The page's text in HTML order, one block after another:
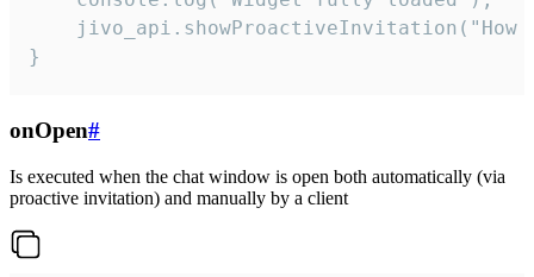
jivo_api.showProactiveInvitation("How
}
onOpen#
Is executed when the chat window is open both automatically (via
proactive invitation) and manually by a client